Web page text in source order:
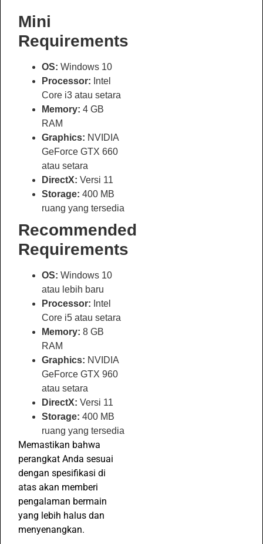
Mini
Requirements
OS: Windows 10
Processor: Intel
Core i3 atau setara
Memory: 4 GB
RAM
Graphics: NVIDIA
GeForce GTX 660
atau setara
DirectX: Versi 11
Storage: 400 MB
ruang yang tersedia
Recommended
Requirements
OS: Windows 10
atau lebih baru
Processor: Intel
Core i5 atau setara
Memory: 8 GB
RAM
Graphics: NVIDIA
GeForce GTX 960
atau setara
DirectX: Versi 11
Storage: 400 MB
ruang yang tersedia
Memastikan bahwa
perangkat Anda sesuai
dengan spesifikasi di
atas akan memberi
pengalaman bermain
yang lebih halus dan
menyenangkan.